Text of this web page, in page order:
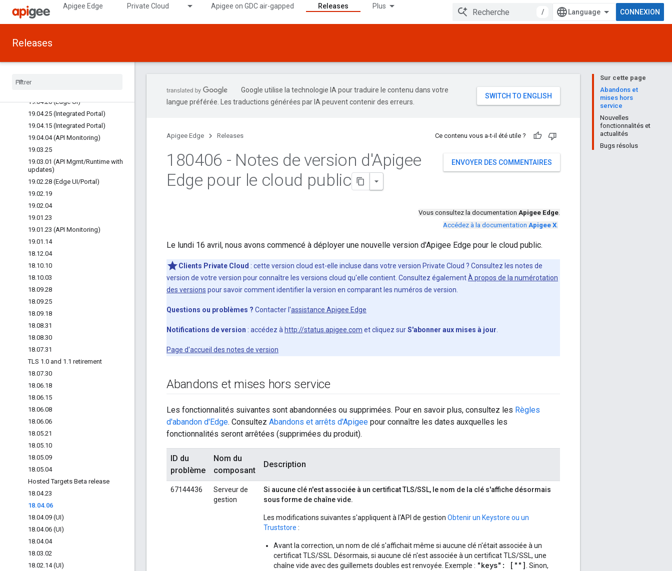
Apigee Edge Private Cloud Apigee on GDC air-gapped Releases Plus
/ CONNEXION
Releases
19.07.16 (Integrated Portal)
19.07.11 (Integrated Portal)
19.06.25 (Integrated Portal)
19.04.26 (Edge UI)
19.04.25 (Integrated Portal)
19.04.15 (Integrated Portal)
19.04.04 (API Monitoring)
19.03.25
19.03.01 (API Mgmt/Runtime with
updates)
19.02.28 (Edge UI/Portal)
19.02.19
19.02.04
19.01 .23
19.01 .23 (API Monitoring)
19.01 .14
18.12.04
18.10.10
18.10.03
18.09.28
18.09.25
18.09.18
18.08.31
18.08.30
18.07.31
TLS 1 .0 and 1 .1 retirement
18.07.30
18.06.18
18.06.15
18.06.08
18.06.06
18.05.21
18.05.10
18.05.09
18.05.04
Hosted Targets Beta release
18.04.23
18.04.06
18.04.09 (UI)
18.04.06 (UI)
18.04.04
18.03.02
18.02.14 (UI)
Sur cette page
Abandons et
mises hors
service
Nouvelles
fonctionnalités et
actualités
Bugs résolus
Google utilise la technologie IA pour traduire le contenu dans votre
langue préférée. Les traductions générées par IA peuvent contenir des erreurs.
Apigee Edge Releases Ce contenu vous a-t-il été utile ?
ENVOYER DES COMMENTAIRES
180406 - Notes de version d'Apigee
Edge pour le cloud public
Vous consultez la documentation Apigee Edge.
Accédez à la documentation Apigee X.
Le lundi 16 avril, nous avons commencé à déployer une nouvelle version d'Apigee Edge pour le cloud public.
Clients Private Cloud : cette version cloud est-elle incluse dans votre version Private Cloud ? Consultez les notes de
version de votre version pour connaître les versions cloud qu'elle contient. Consultez égalementÀ propos de la numérotation
des versions pour savoir comment identifier la version en comparant les numéros de version.
Questions ou problèmes ? Contacter l'assistance Apigee Edge
Notifications de version : accédez à http://status.apigee.com et cliquez surS'abonner aux mises à jour
Page d'accueil des notes de version
Abandons et mises hors service
Les fonctionnalités suivantes sont abandonnées ou supprimées. Pour en savoir plus, consultez les Règles
d'abandon d'Edge. Consultez Abandons et arrêts d'Apigee pour connaître les dates auxquelles les
fonctionnalités seront arrêtées (supprimées du produit).
ID du
problème
Nom du
composant
Description
67144436
Serveur de
gestion
Si aucune clé n'est associée à un certificat TLS/SSL, le nom de la clé s'affiche désormais
sous forme de chaîne vide.
Les modifications suivantes s'appliquent à l'API de gestion Obtenir un Keystore ou un
Truststore :
Avant la correction, un nom de clé s'affichait même si aucune clé n'était associée à un
certificat TLS/SSL. Désormais, si aucune clé n'est associée à un certificat TLS/SSL, une
chaîne vide avec des guillemets doubles est renvoyée. Exemple : "keys": [""] . Sinon,